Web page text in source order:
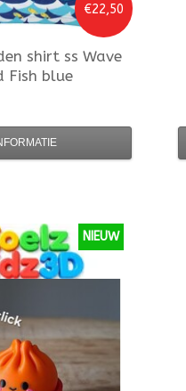
€22,50
shirt ss Wave
Fish blue
NIEUW